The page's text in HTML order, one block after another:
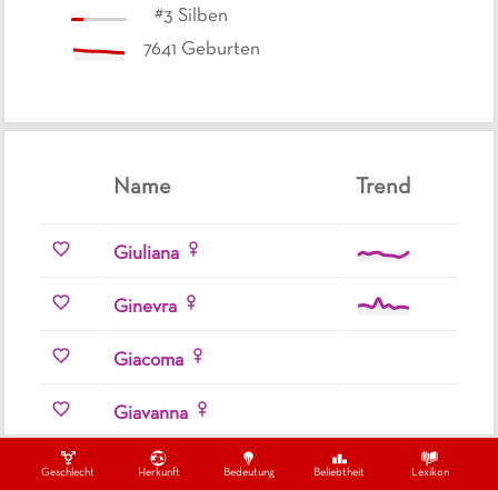
Geschlecht Herkunft Bedeutung Beliebtheit Lexikon
#3 Silben
7641 Geburten
Name Trend
Giuliana
Ginevra
Giacoma
Giavanna
Gilberta